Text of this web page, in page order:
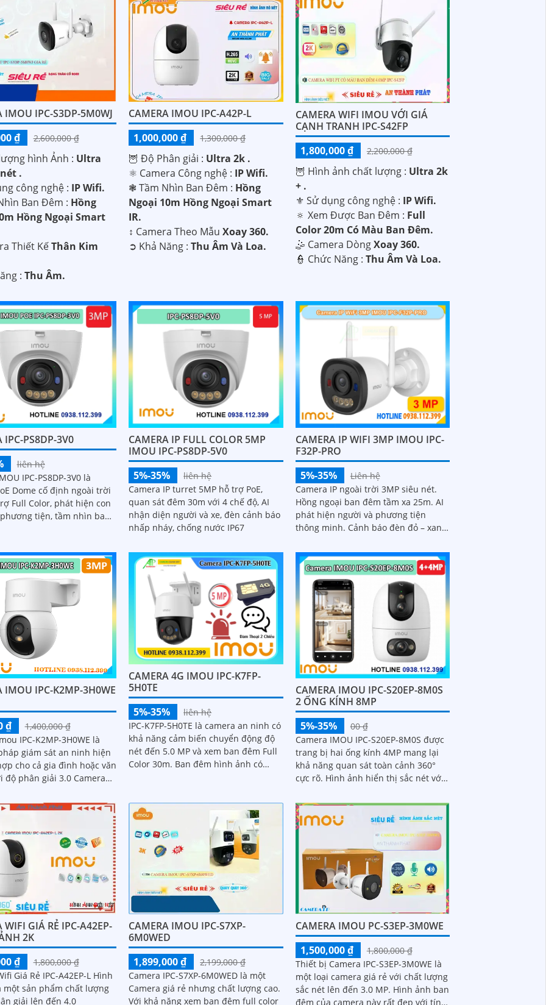
IMOU IPC-S3DP-5M0WJ
₫
2,600,000 ₫
hình Ảnh : Ultra
.
công nghệ : IP Wifi.
Ban Đêm : Hồng
Hồng Ngoại Smart
Thiết KếThân Kim
: Thu Âm.
CAMERA IMOU IPC-A42P-L
1,000,000 ₫
1,300,000 ₫
🦉 Độ Phân giải : Ultra 2k .
⚛️ Camera Công nghệ : IP Wifi.
❃ Tầm Nhìn Ban Đêm : Hồng
Ngoại 10m Hồng Ngoại Smart
IR.
↕️ Camera Theo MẫuXoay 360.
️➲ Khả Năng :Thu Âm Và Loa.
CAMERA WIFI IMOU VỚI GIÁ
CẠNH TRANH IPC-S42FP
1,800,000 ₫
2,200,000 ₫
🦉 Hình ảnh chất lượng : Ultra 2k
+ .
⚜️ Sử dụng công nghệ : IP Wifi.
🔅 Xem Được Ban Đêm : Full
Color 20m Có Màu Ban Ðêm.
🤹 Camera DòngXoay 360.
️👮 Chức Năng : Thu Âm Và Loa.
IPC-PS8DP-3V0
liên hệ
IPC-PS8DP-3V0 là
Dome cố định ngoài trời
Full Color, phát hiện con
tiện, tầm nhìn ban
CAMERA IP FULL COLOR 5MP
IMOU IPC-PS8DP-5V0
5%-35%
liên hệ
Camera IP turret 5MP hỗ trợ PoE,
quan sát đêm 30m với 4 chế độ, AI
nhận diện người và xe, đèn cảnh báo
nhấp nháy, chống nước IP67
CAMERA IP WIFI 3MP IMOU IPC-
F32P-PRO
5%-35%
Liên hệ
Camera IP ngoài trời 3MP siêu nét.
Hồng ngoại ban đêm tầm xa 25m. AI
phát hiện người và phương tiện
thông minh. Cảnh báo đèn đỏ – xanh
âm rõ ràng
IMOU IPC-K2MP-3H0WE
₫
1,400,000 ₫
IPC-K2MP-3H0WE là
giám sát an ninh hiện
cho cả gia đình hoặc văn
độ phân giải 3.0 Camera
AI deep learning phân
& phương tiện
CAMERA 4G IMOU IPC-K7FP-
5H0TE
5%-35%
liên hệ
IPC-K7FP-5H0TE là camera an ninh có
khả năng cảm biến chuyển động độ
nét đến 5.0 MP và xem ban đêm Full
Color 30m. Ban đêm hình ảnh có
CAMERA IMOU IPC-S20EP-8M0S
2 ỐNG KÍNH 8MP
5%-35%
00 ₫
Camera IMOU IPC-S20EP-8M0S được
trang bị hai ống kính 4MP mang lại
khả năng quan sát toàn cảnh 360°
cực rõ. Hình ảnh hiển thị sắc nét với
ngang 355° và dọc 90°
WIFI GIÁ RẺ IPC-A42EP-
2K
₫
1,800,000 ₫
Giá Rẻ IPC-A42EP-L Hình
một sản phẩm chất lượng
giải lên đến 4.0
CAMERA IMOU IPC-S7XP-
6M0WED
1,899,000 ₫
2,199,000 ₫
Camera IPC-S7XP-6M0WED là một
Camera giá rẻ nhưng chất lượng cao.
Với khả năng xem ban đêm full color
CAMERA IMOU PC-S3EP-3M0WE
1,500,000 ₫
1,800,000 ₫
Thiết bị Camera IPC-S3EP-3M0WE là
một loại camera giá rẻ với chất lượng
sắc nét lên đến 3.0 MP. Hình ảnh ban
đêm của camera này rất đẹp với tính